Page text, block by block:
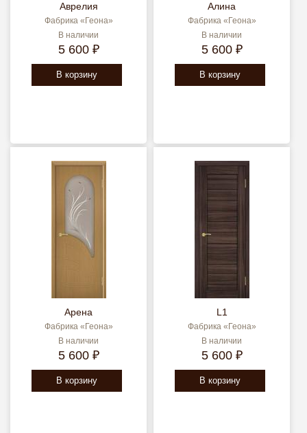
Аврелия
Фабрика «Геона»
В наличии
5 600 ₽
В корзину
Алина
Фабрика «Геона»
В наличии
5 600 ₽
В корзину
Арена
Фабрика «Геона»
В наличии
5 600 ₽
В корзину
L1
Фабрика «Геона»
В наличии
5 600 ₽
В корзину